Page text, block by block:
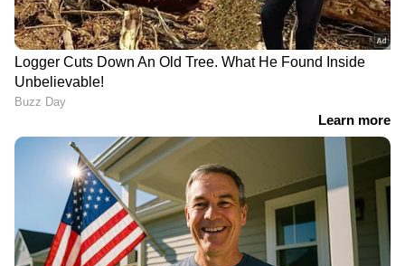
പൊലീസിനേയും വെല്ലുവിളിക്കുന്ന
അര്‍ജുന്‍ ആയങ്കി?